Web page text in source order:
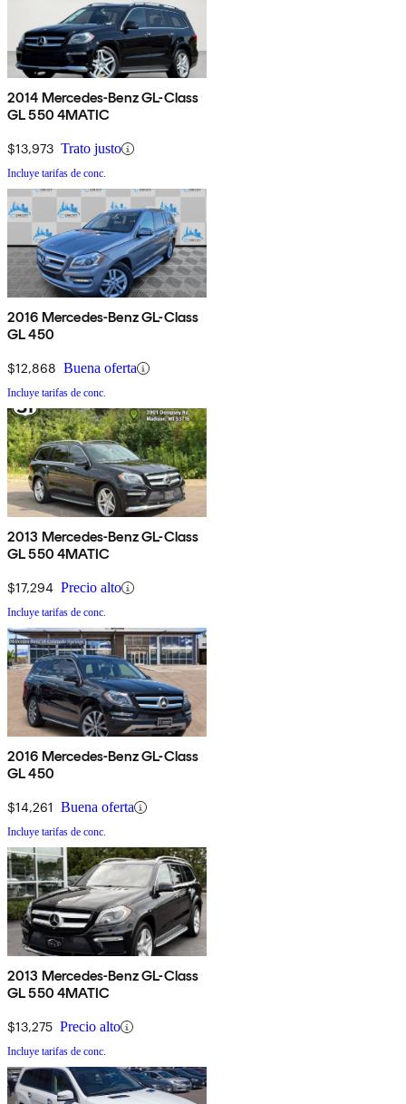
2014 Mercedes-Benz GL-Class
GL 550 4MATIC
$13,973 Trato justo
Incluye tarifas de conc.
2016 Mercedes-Benz GL-Class
GL 450
$12,868 Buena oferta
Incluye tarifas de conc.
2013 Mercedes-Benz GL-Class
GL 550 4MATIC
$17,294 Precio alto
Incluye tarifas de conc.
2016 Mercedes-Benz GL-Class
GL 450
$14,261 Buena oferta
Incluye tarifas de conc.
2013 Mercedes-Benz GL-Class
GL 550 4MATIC
$13,275 Precio alto
Incluye tarifas de conc.